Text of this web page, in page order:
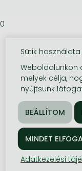
0
Sütik használata
Weboldalunkon
melyek célja,
nyújtsunk
Adatkezelési